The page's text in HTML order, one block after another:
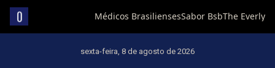
sexta-feira, 8 de agosto de 2026